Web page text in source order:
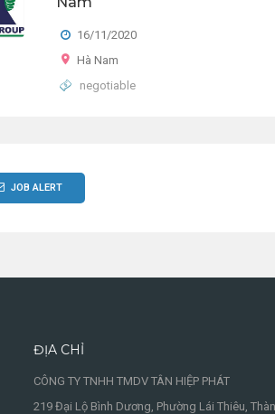
16/11/2020
Hà Nam
negotiable
JOB ALERT
ĐỊA CHỈ
CÔNG TY TNHH TMDV TÂN HIỆP PHÁT
219 Đại Lộ Bình Dương, Phường Lái Thiêu,